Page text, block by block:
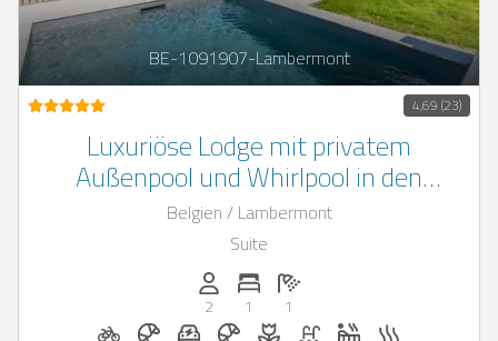
BE-1091907-Lambermont
4,69 (23)
Luxuriöse Lodge mit privatem
Außenpool und Whirlpool in den
belgischen Ardennen
Belgien / Lambermont
Suite
Anzahl der Personen: 2
2
Anzahl der Schlafzimmer: 1
1
Anzahl der Badezimmer: 1
1
Fahrradverleih auf Anfrage
Frühstück auf Anfrage
E-Auto Ladestation auf Anfrage
Frühstück bei Casapilot
Blumen und
Pool Whirlpool